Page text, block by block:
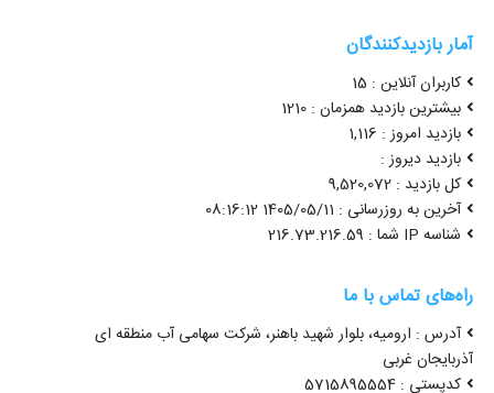
آمار بازدیدکنندگان
کاربران آنلاین : 15
بیشترین بازدید همزمان : 1210
بازدید امروز : 1,116
بازدید دیروز :
کل بازدید : 9,520,072
آخرین به روزرسانی : 1405/05/11 08:16:12
شناسه IP شما : 216.73.216.59
راه‌های تماس با ما
آدرس : ارومیه، بلوار شهید باهنر، شرکت سهامی آب منطقه ای
آذربایجان غربی
کدپستی : 5715895554